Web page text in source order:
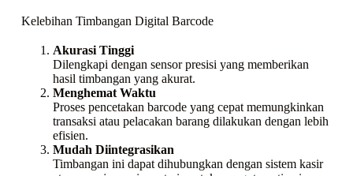
Kelebihan Timbangan Digital Barcode
Akurasi Tinggi
Dilengkapi dengan sensor presisi yang memberikan
hasil timbangan yang akurat.
Menghemat Waktu
Proses pencetakan barcode yang cepat memungkinkan
transaksi atau pelacakan barang dilakukan dengan lebih
efisien.
Mudah Diintegrasikan
Timbangan ini dapat dihubungkan dengan sistem kasir